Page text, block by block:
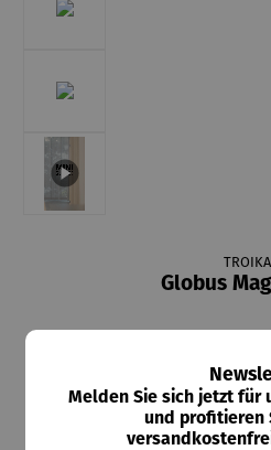
TROIKA
Globus
Preise inkl. MwSt. zzgl.
Melden Sie sich jetzt für
und profitieren